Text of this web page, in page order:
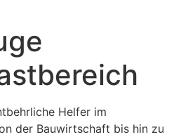
Helfer im
der Bauwirtschaft bis hin zu